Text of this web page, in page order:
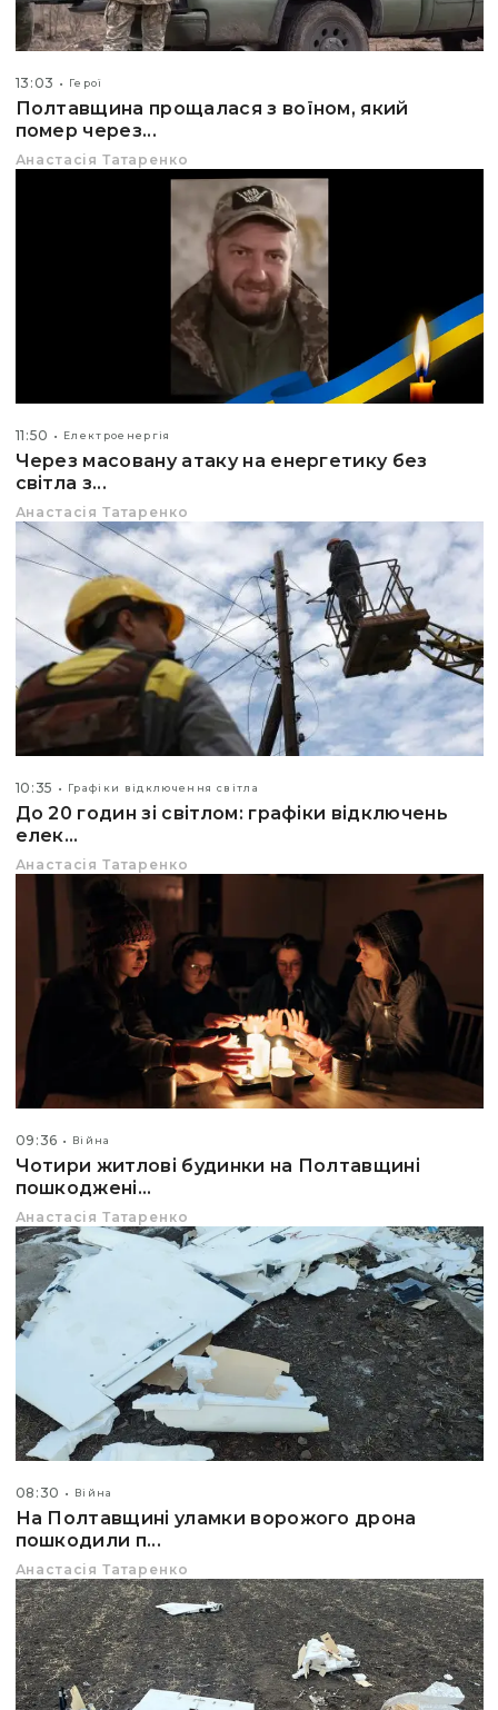
13:03 Герої
Полтавщина прощалася з воїном, який
помер через...
Анастасія Татаренко
11:50 Електроенергія
Через масовану атаку на енергетику без
світла з...
Анастасія Татаренко
10:35 Графіки відключення світла
До 20 годин зі світлом: графіки відключень
елек...
Анастасія Татаренко
09:36 Війна
Чотири житлові будинки на Полтавщині
пошкоджені...
Анастасія Татаренко
08:30 Війна
На Полтавщині уламки ворожого дрона
пошкодили п...
Анастасія Татаренко